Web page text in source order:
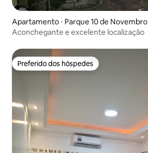
Apartamento ⋅ Parque 10 de Novembro (Mana
us)
Aconchegante e excelente localização
Preferido dos hóspedes
Preferido dos hóspedes